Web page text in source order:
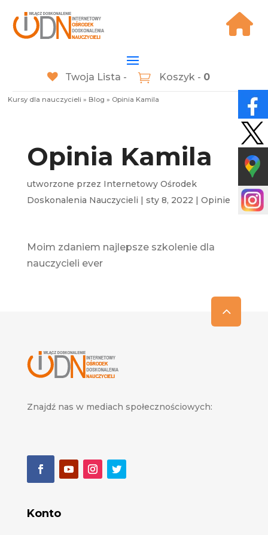
Twoja Lista - Koszyk - 0
Kursy dla nauczycieli » Blog » Opinia Kamila
Opinia Kamila
utworzone przez Internetowy Ośrodek
Doskonalenia Nauczycieli | sty 8, 2022 | Opinie
Moim zdaniem najlepsze szkolenie dla
nauczycieli ever
Znajdź nas w mediach społecznościowych:
Konto